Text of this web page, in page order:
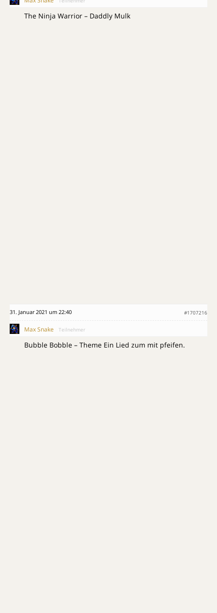
The Ninja Warrior – Daddly Mulk
31. Januar 2021 um 22:40 #1707216
Max Snake Teilnehmer
Bubble Bobble – Theme Ein Lied zum mit pfeifen.